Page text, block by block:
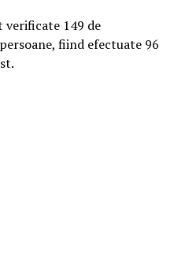
149 de
fiind efectuate 96